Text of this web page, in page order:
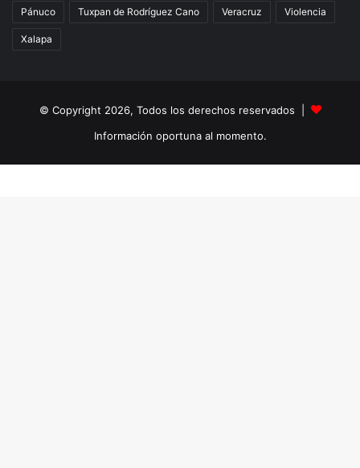
Pánuco Tuxpan de Rodríguez Cano Veracruz Violencia
Xalapa
© Copyright 2026, Todos los derechos reservados |
Información oportuna al momento.